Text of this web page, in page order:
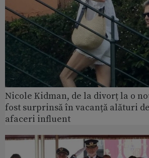
Nicole Kidman, de la divorț la o
fost surprinsă în vacanță alături
afaceri influent